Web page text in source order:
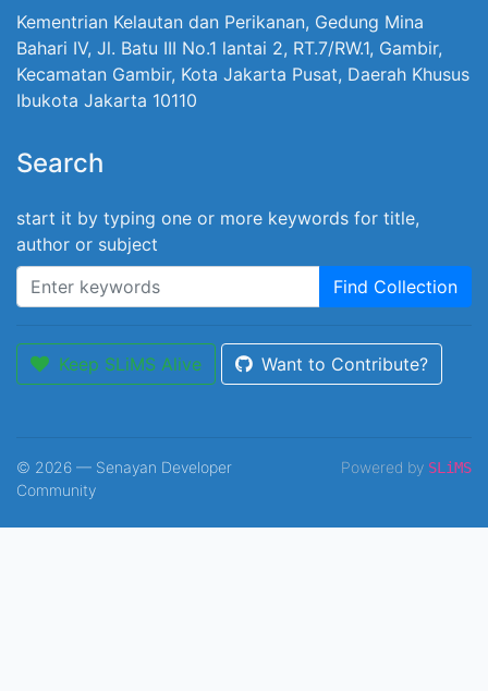
Kementrian Kelautan dan Perikanan, Gedung Mina
Bahari IV, Jl. Batu III No.1 lantai 2, RT.7/RW.1, Gambir,
Kecamatan Gambir, Kota Jakarta Pusat, Daerah Khusus
Ibukota Jakarta 10110
Search
start it by typing one or more keywords for title,
author or subject
Find Collection
Keep SLiMS Alive Want to Contribute?
© 2026 — Senayan Developer
Community
Powered by SLiMS